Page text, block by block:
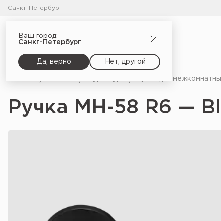
Санкт-Петербург
Ваш город:
Санкт-Петербург
Да, верно Нет, другой
Ручки для
Ручка MH-58 R6 — Bl